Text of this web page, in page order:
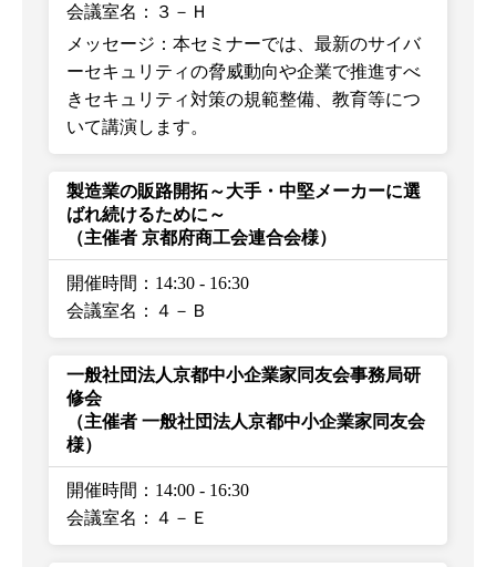
会議室名：３－Ｈ
メッセージ：本セミナーでは、最新のサイバ
ーセキュリティの脅威動向や企業で推進すべ
きセキュリティ対策の規範整備、教育等につ
いて講演します。
製造業の販路開拓～大手・中堅メーカーに選
ばれ続けるために～
（主催者 京都府商工会連合会様）
開催時間：14:30 - 16:30
会議室名：４－Ｂ
一般社団法人京都中小企業家同友会事務局研
修会
（主催者 一般社団法人京都中小企業家同友会
様）
開催時間：14:00 - 16:30
会議室名：４－Ｅ